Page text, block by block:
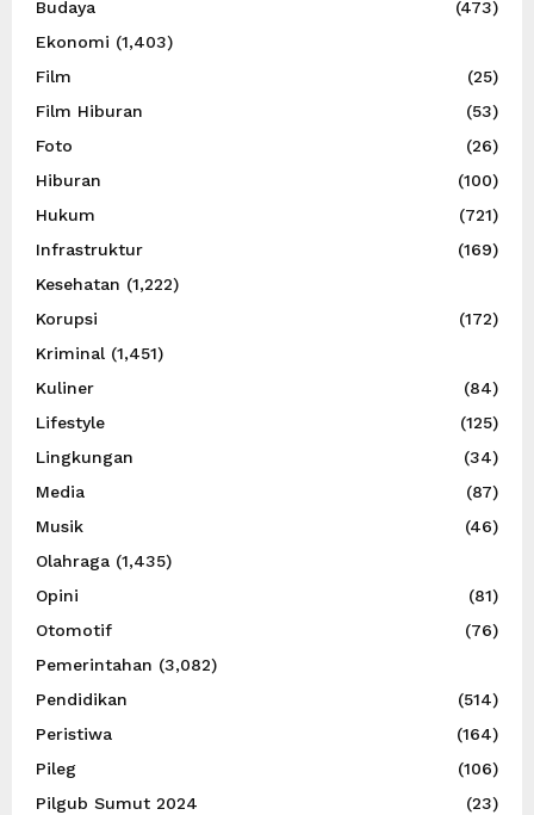
Budaya
(473)
Ekonomi (1,403)
Film
(25)
Film Hiburan
(53)
Foto
(26)
Hiburan
(100)
Hukum
(721)
Infrastruktur
(169)
Kesehatan (1,222)
Korupsi
(172)
Kriminal (1,451)
Kuliner
(84)
Lifestyle
(125)
Lingkungan
(34)
Media
(87)
Musik
(46)
Olahraga (1,435)
Opini
(81)
Otomotif
(76)
Pemerintahan (3,082)
Pendidikan
(514)
Peristiwa
(164)
Pileg
(106)
Pilgub Sumut 2024
(23)